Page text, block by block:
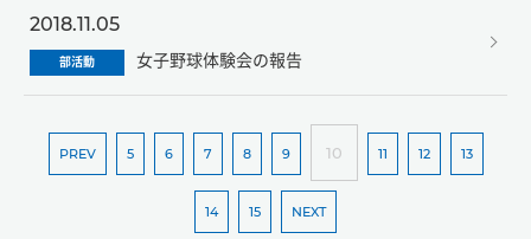
2018.11.05
部活動 女子野球体験会の報告
PREV 5 6 7 8 9 10 11 12 13
14 15 NEXT